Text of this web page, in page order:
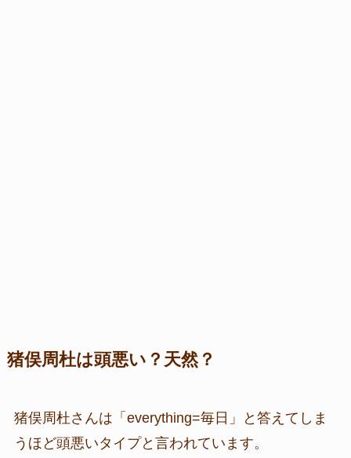
猪俣周杜は頭悪い？天然？
猪俣周杜さんは「everything=毎日」と答えてしま
うほど頭悪いタイプと言われています。